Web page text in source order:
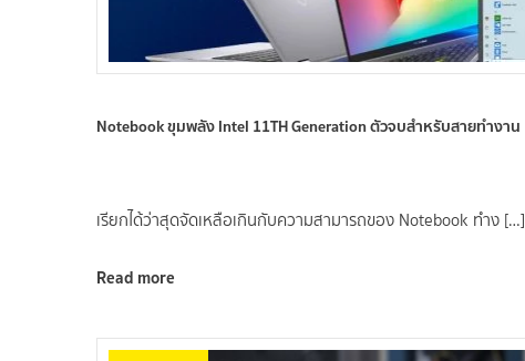
Notebook ขุมพลัง Intel 11TH Generation ตัวจบสำหรับสายทำงาน
เรียกได้ว่าสุดจัดเหลือเกินกับความสามารถของ Notebook ทำง […]
Read more